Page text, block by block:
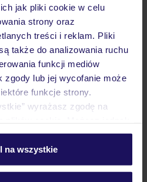
jak pliki cookie w celu
strony oraz
treści i reklam. Pliki
także do analizowania ruchu
funkcji mediów
zgody lub jej wycofanie może
funkcje strony.
wyrażasz zgodę na
wchodząc w zakładkę
plikach cookie znajdziesz
na wszystkie